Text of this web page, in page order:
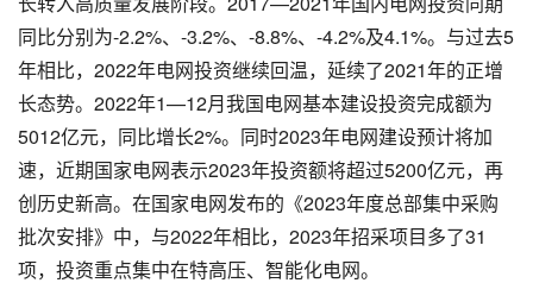
同比分别为-2.2%、-3.2%、-8.8%、-4.2%及4.1%。与过去5
年相比，2022年电网投资继续回温，延续了2021年的正增
长态势。2022年1—12月我国电网基本建设投资完成额为
5012亿元，同比增长2%。同时2023年电网建设预计将加
速，近期国家电网表示2023年投资额将超过5200亿元，再
创历史新高。在国家电网发布的《2023年度总部集中采购
批次安排》中，与2022年相比，2023年招采项目多了31
项，投资重点集中在特高压、智能化电网。